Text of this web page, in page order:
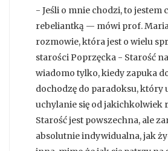
- Jeśli o mnie chodzi, to jestem
rebeliantką — mówi prof.
rozmowie, która jest o wielu
starości Poprzęcka - Starość
wiadomo tylko, kiedy zapuka
dochodzę do paradoksu, który
uchylanie się od jakichkolwiek
Starość jest powszechna, ale
absolutnie indywidualna, jak